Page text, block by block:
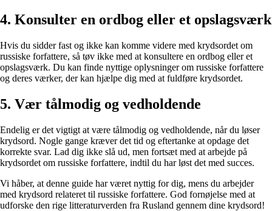
4. Konsulter en ordbog eller et opslagsværk
Hvis du sidder fast og ikke kan komme videre med krydsordet om
russiske forfattere, så tøv ikke med at konsultere en ordbog eller et
opslagsværk. Du kan finde nyttige oplysninger om russiske forfattere
og deres værker, der kan hjælpe dig med at fuldføre krydsordet.
5. Vær tålmodig og vedholdende
Endelig er det vigtigt at være tålmodig og vedholdende, når du løser
krydsord. Nogle gange kræver det tid og eftertanke at opdage det
korrekte svar. Lad dig ikke slå ud, men fortsæt med at arbejde på
krydsordet om russiske forfattere, indtil du har løst det med succes.
Vi håber, at denne guide har været nyttig for dig, mens du arbejder
med krydsord relateret til russiske forfattere. God fornøjelse med at
udforske den rige litteraturverden fra Rusland gennem dine krydsord!